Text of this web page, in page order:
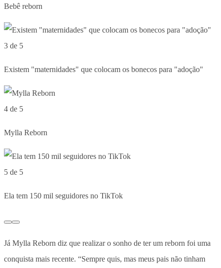
Bebê reborn
3 de 5
Existem "maternidades" que colocam os bonecos para "adoção"
4 de 5
Mylla Reborn
5 de 5
Ela tem 150 mil seguidores no TikTok
Já Mylla Reborn diz que realizar o sonho de ter um reborn foi uma
conquista mais recente. “Sempre quis, mas meus pais não tinham